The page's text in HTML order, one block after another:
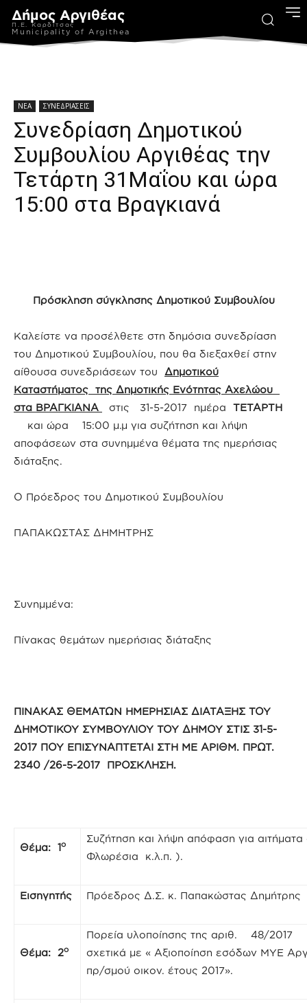
Δήμος Αργιθέας
Π.Ε. Καρδίτσας
Municipality of Argithea
ΝΕΑ ΣΥΝΕΔΡΙΑΣΕΙΣ
Συνεδρίαση Δημοτικού
Συμβουλίου Αργιθέας την
Τετάρτη 31Μαΐου και ώρα
15:00 στα Βραγκιανά
Πρόσκληση σύγκλησης Δημοτικού Συμβουλίου
Καλείστε να προσέλθετε στη δημόσια συνεδρίαση
του Δημοτικού Συμβουλίου, που θα διεξαχθεί στην
αίθουσα συνεδριάσεων του Δημοτικού
Καταστήματος της Δημοτικής Ενότητας Αχελώου
στα ΒΡΑΓΚΙΑΝΑ
στις 31-5-2017 ημέρα ΤΕΤΑΡΤΗ
και ώρα 15:00 μ.μ για συζήτηση και λήψη
αποφάσεων στα συνημμένα θέματα της ημερήσιας
διάταξης.
Ο Πρόεδρος του Δημοτικού Συμβουλίου
ΠΑΠΑΚΩΣΤΑΣ ΔΗΜΗΤΡΗΣ
Συνημμένα:
Πίνακας θεμάτων ημερήσιας διάταξης
ΠΙΝΑΚΑΣ ΘΕΜΑΤΩΝ ΗΜΕΡΗΣΙΑΣ ΔΙΑΤΑΞΗΣ ΤΟΥ
ΔΗΜΟΤΙΚΟΥ ΣΥΜΒΟΥΛΙΟΥ ΤΟΥ ΔΗΜΟΥ ΣΤΙΣ 31-5-
2017 ΠΟΥ ΕΠΙΣΥΝΑΠΤΕΤΑΙ ΣΤΗ ΜΕ ΑΡΙΘΜ. ΠΡΩΤ.
2340 /26-5-2017 ΠΡΟΣΚΛΗΣΗ.
Θέμα: 1ο
Συζήτηση και λήψη απόφαση για
Φλωρέσια κ.λ.π. ).
Εισηγητής Πρόεδρος Δ.Σ. κ. Παπακώστας Δημήτρης
Θέμα: 2ο
Πορεία υλοποίησης της αριθ. 48/
σχετικά με « Αξιοποίηση εσόδων ΜΥΕ
πρ/σμού οικον. έτους 2017».